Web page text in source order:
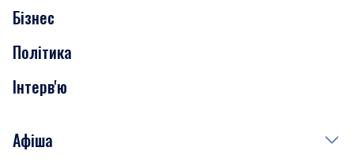
Транспорт
Бізнес
Політика
Інтерв'ю
Афіша